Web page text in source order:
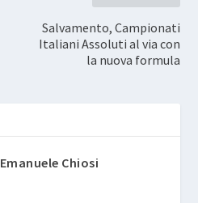
Salvamento, Campionati
Italiani Assoluti al via con
la nuova formula
Emanuele Chiosi